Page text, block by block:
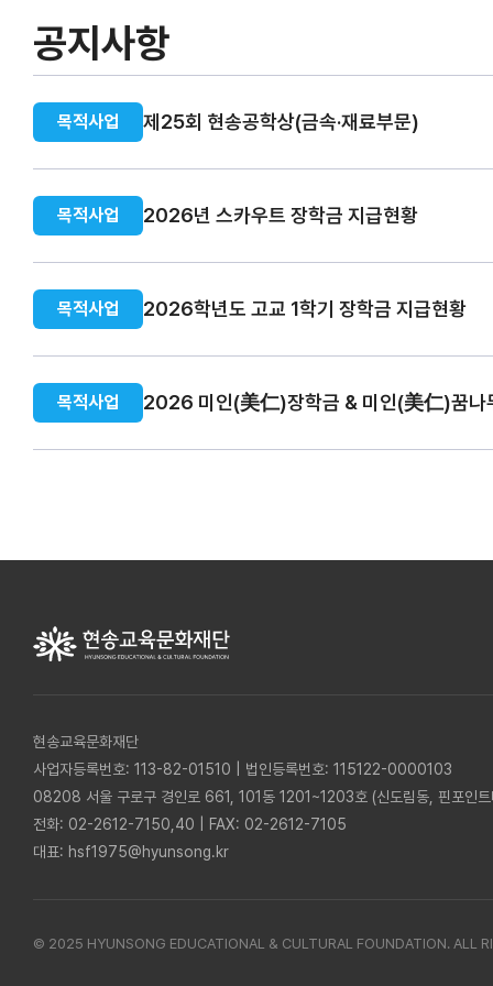
공지사항
목적사업 제25회 현송공학상(금속·재료부문)
목적사업 2026년 스카우트 장학금 지급현황
목적사업 2026학년도 고교 1학기 장학금 지급현황
목적사업 2026 미인(美仁)장학금 & 미인(美仁)꿈나
현송교육문화재단
사업자등록번호: 113-82-01510 | 법인등록번호: 115122-0000103
08208 서울 구로구 경인로 661, 101동 1201~1203호 (신도림동, 핀포인트
전화: 02-2612-7150,40 | FAX: 02-2612-7105
대표: hsf1975@hyunsong.kr
© 2025 HYUNSONG EDUCATIONAL & CULTURAL FOUNDATION. ALL